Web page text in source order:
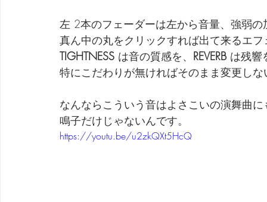
左 2本のフェーダーは左から音量、強弱の
真ん中の丸をクリックすれば出て来るエ
TIGHTNESS は音の質感を、 REVERB は残響
特にこだわりが無ければそのまま変更し
なんならこういう音はよさこいの演舞曲
鳴子だけじゃないんです。
https://youtu.be/u2zkQXt5HcQ